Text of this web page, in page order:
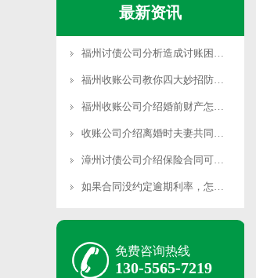
最新资讯
福州讨债公司分析造成讨账困难的主要原因有哪些?
福州收账公司教你四大妙招防范和降低坏账的产生
福州收账公司介绍婚前财产怎样界定
收账公司介绍离婚时夫妻共同财产的分割原则
漳州讨债公司介绍保险合同可以抵债务吗？
如果合同没约定逾期利率，怎么计算逾期利息？
免费咨询热线
130-5565-7219